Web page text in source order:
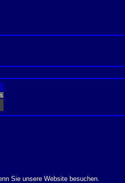
Sie unsere Website besuchen.